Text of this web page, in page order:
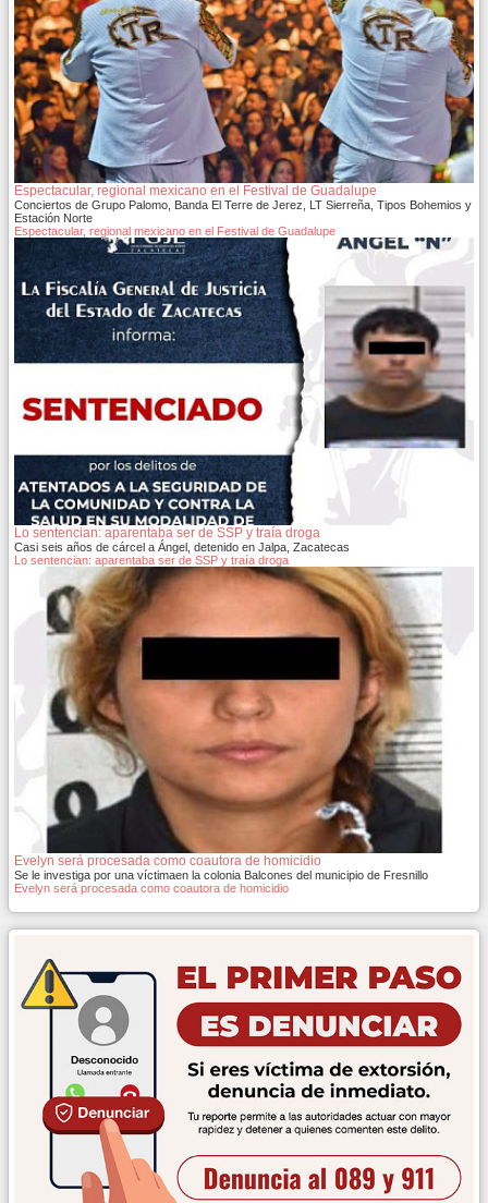
Espectacular, regional mexicano en el Festival de Guadalupe
Conciertos de Grupo Palomo, Banda El Terre de Jerez, LT Sierreña, Tipos Bohemios y
Estación Norte
Espectacular, regional mexicano en el Festival de Guadalupe
Lo sentencian: aparentaba ser de SSP y traía droga
Casi seis años de cárcel a Ángel, detenido en Jalpa, Zacatecas
Lo sentencian: aparentaba ser de SSP y traía droga
Evelyn será procesada como coautora de homicidio
Se le investiga por una víctimaen la colonia Balcones del municipio de Fresnillo
Evelyn será procesada como coautora de homicidio